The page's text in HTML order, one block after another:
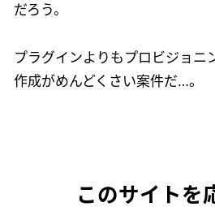
だろう。
プラグインよりもプロビジョニ
作成がめんどくさい案件だ…。
このサイトを